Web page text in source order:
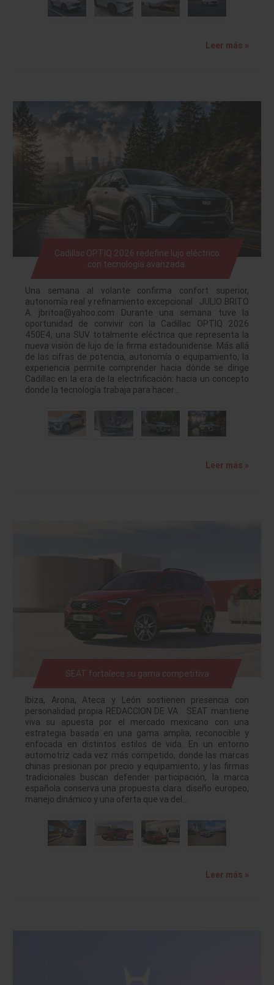
Leer más »
Cadillac OPTIQ 2026 redefine lujo eléctrico
con tecnología avanzada.
Una semana al volante confirma confort superior,
autonomía real y refinamiento excepcional JULIO BRITO
A. jbritoa@yahoo.com Durante una semana tuve la
oportunidad de convivir con la Cadillac OPTIQ 2026
450E4, una SUV totalmente eléctrica que representa la
nueva visión de lujo de la firma estadounidense. Más allá
de las cifras de potencia, autonomía o equipamiento, la
experiencia permite comprender hacia dónde se dirige
Cadillac en la era de la electrificación: hacia un concepto
donde la tecnología trabaja para hacer…
Leer más »
SEAT fortalece su gama competitiva
Ibiza, Arona, Ateca y León sostienen presencia con
personalidad propia REDACCION DE VA SEAT mantiene
viva su apuesta por el mercado mexicano con una
estrategia basada en una gama amplia, reconocible y
enfocada en distintos estilos de vida. En un entorno
automotriz cada vez más competido, donde las marcas
chinas presionan por precio y equipamiento, y las firmas
tradicionales buscan defender participación, la marca
española conserva una propuesta clara: diseño europeo,
manejo dinámico y una oferta que va del…
Leer más »